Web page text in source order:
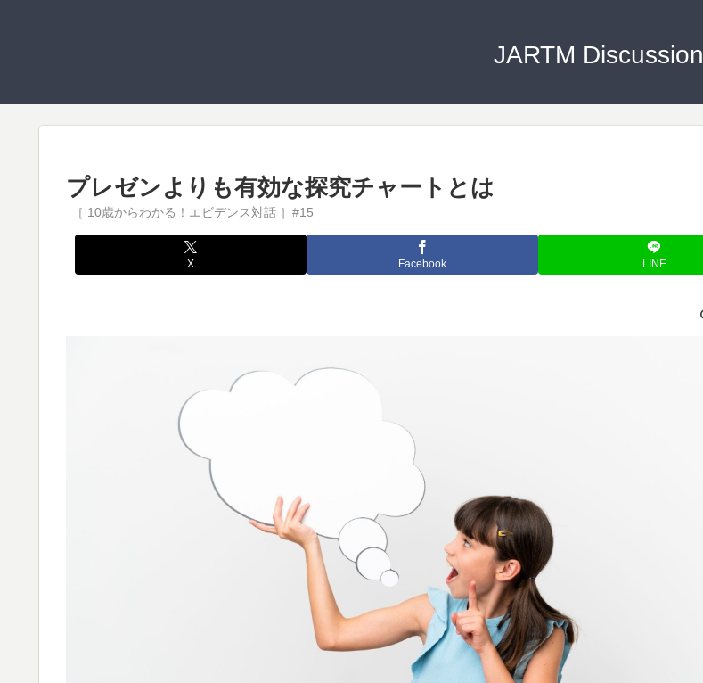
JARTM Discussion
プレゼンよりも有効な探究チャートとは
X Facebook LINE